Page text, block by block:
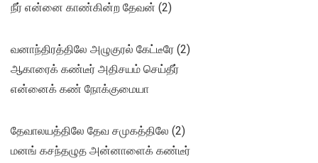
நீர் என்னை காண்கின்ற தேவன் (2)
வனாந்திரத்திலே அழுகுரல் கேட்டீரே (2)
ஆகாரைக் கண்டீர் அதிசயம் செய்தீர்
என்னைக் கண் நோக்குமையா
தேவாலயத்திலே தேவ சமுகத்திலே (2)
மனங் கசந்தழுத அன்னாளைக் கண்டீர்